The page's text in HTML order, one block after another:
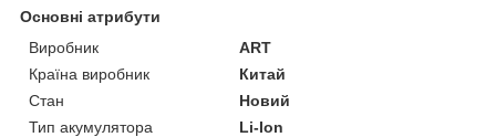
Основні атрибути
Виробник
ART
Країна виробник
Китай
Стан
Новий
Тип акумулятора
Li-Ion